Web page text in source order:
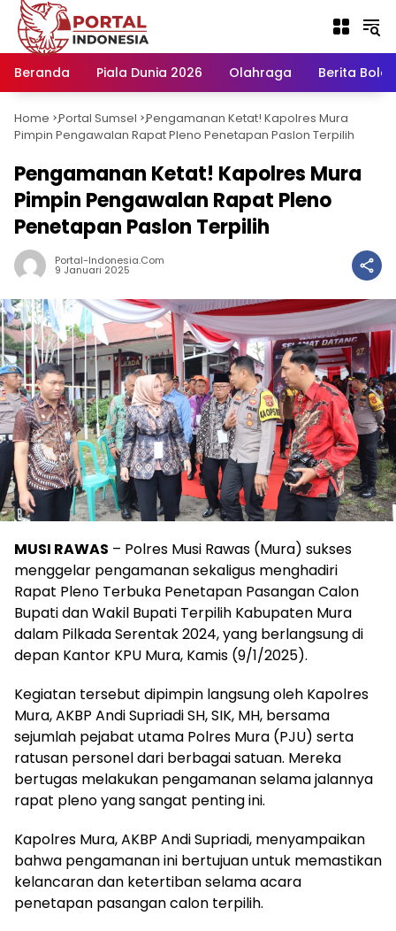
Langsung
konten
Beranda
Piala Dunia 2026 Olahraga Berita Bola
Home -
Portal Sumsel -
Pengamanan Ketat! Kapolres Mura
Pimpin Pengawalan Rapat Pleno Penetapan Paslon Terpilih
Pengamanan Ketat! Kapolres Mura
Pimpin Pengawalan Rapat Pleno
Penetapan Paslon Terpilih
Portal-Indonesia.com
9 Januari 2025
MUSI RAWAS – Polres Musi Rawas (Mura) sukses
menggelar pengamanan sekaligus menghadiri
Rapat Pleno Terbuka Penetapan Pasangan Calon
Bupati dan Wakil Bupati Terpilih Kabupaten Mura
dalam Pilkada Serentak 2024, yang berlangsung di
depan Kantor KPU Mura, Kamis (9/1/2025).
Kegiatan tersebut dipimpin langsung oleh Kapolres
Mura, AKBP Andi Supriadi SH, SIK, MH, bersama
sejumlah pejabat utama Polres Mura (PJU) serta
ratusan personel dari berbagai satuan. Mereka
bertugas melakukan pengamanan selama jalannya
rapat pleno yang sangat penting ini.
Kapolres Mura, AKBP Andi Supriadi, menyampaikan
bahwa pengamanan ini bertujuan untuk memastikan
kelancaran dan ketertiban selama acara
penetapan pasangan calon terpilih.